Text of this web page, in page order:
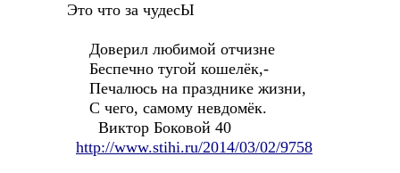
Это что за чудесЫ
Доверил любимой отчизне
Беспечно тугой кошелёк,-
Печалюсь на празднике жизни,
С чего, самому невдомёк.
Виктор Боковой 40
http://www.stihi.ru/2014/03/02/9758